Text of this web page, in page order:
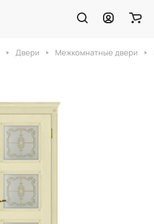
Двери Межкомнатные двери